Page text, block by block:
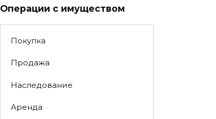
Операции с имуществом
Покупка
Продажа
Наследование
Аренда